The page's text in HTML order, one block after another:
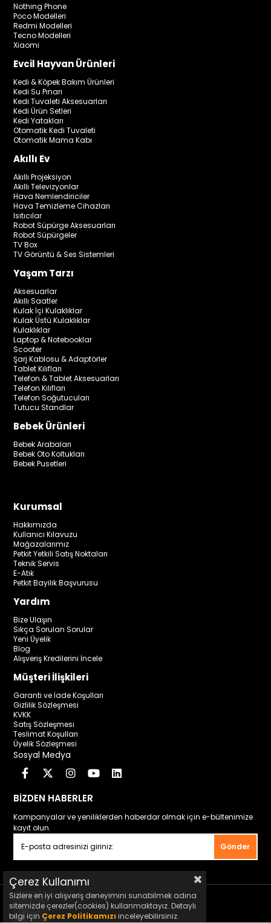
Nothing Phone
Poco Modelleri
Redmi Modelleri
Tecno Modelleri
Xiaomi
Evcil Hayvan Ürünleri
Kedi & Köpek Bakım Ürünleri
Kedi Su Pınarı
Kedi Tuvaleti Aksesuarları
Kedi Ürün Setleri
Kedi Yatakları
Otomatik Kedi Tuvaleti
Otomatik Mama Kabı
Akıllı Ev
Akıllı Projeksiyon
Akıllı Televizyonlar
Hava Nemlendiriciler
Hava Temizleme Cihazları
Isıtıcılar
Robot Süpürge Aksesuarları
Robot Süpürgeler
TV Box
TV Görüntü & Ses Sistemleri
Yaşam Tarzı
Aksesuarlar
Akıllı Saatler
Kulak İçi Kulaklıklar
Kulak Üstü Kulaklıklar
Kulaklıklar
Laptop & Notebooklar
Scooter
Şarj Kablosu & Adaptörler
Tablet Kılıfları
Telefon & Tablet Aksesuarları
Telefon Kılıfları
Telefon Soğutucuları
Tutucu Standlar
Bebek Ürünleri
Bebek Arabaları
Bebek Oto Koltukları
Bebek Pusetleri
Kurumsal
Hakkımızda
Kullanıcı Kılavuzu
Mağazalarımız
Petkit Yetkili Satış Noktaları
Teknik Servis
E-Atık
Petkit Bayilik Başvurusu
Yardım
Bize Ulaşın
Sıkça Sorulan Sorular
Yeni Üyelik
Blog
Alışveriş Kredilerini İncele
Müşteri İlişkileri
Garanti ve İade Koşulları
Gizlilik Sözleşmesi
KVKK
Satış Sözleşmesi
Teslimat Koşulları
Üyelik Sözleşmesi
Sosyal Medya
BİZDEN HABERLER
Kampanyalar ve yeniliklerden haberdar olmak için e-bültenimize
kayıt olun.
Gönder
Çerez Kullanımı
Sizlere en iyi alışveriş deneyimini sunabilmek adına
sitemizde çerezler(cookies) kullanmaktayız. Detaylı
bilgi için Çerez Politikamızı inceleyebilirsiniz.